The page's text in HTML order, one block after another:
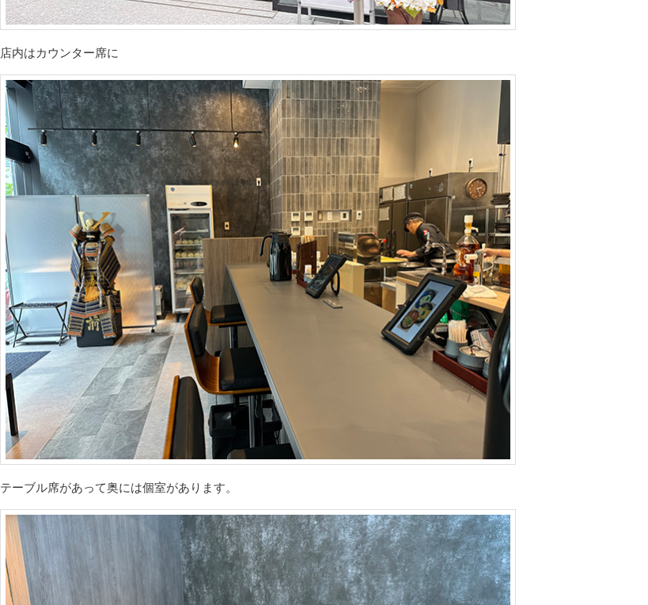
店内はカウンター席に
テーブル席があって奥には個室があります。